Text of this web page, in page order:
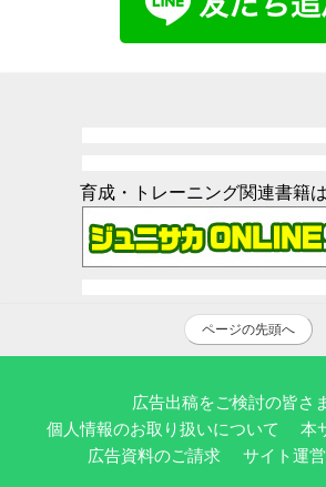
育成・トレーニング関連書籍
ページの先頭へ
広告出稿をご検討の皆さ
個人情報のお取り扱いについて
本
広告資料のご請求
サイト運